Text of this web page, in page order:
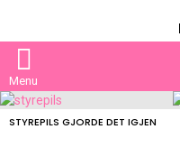
Menu
LATEST
STYREPILS GJORDE DET IGJEN